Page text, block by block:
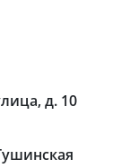
д. 10